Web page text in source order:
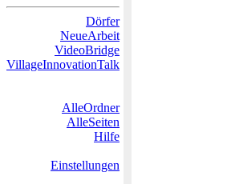
Dörfer
NeueArbeit
VideoBridge
VillageInnovationTalk
AlleOrdner
AlleSeiten
Hilfe
Einstellungen